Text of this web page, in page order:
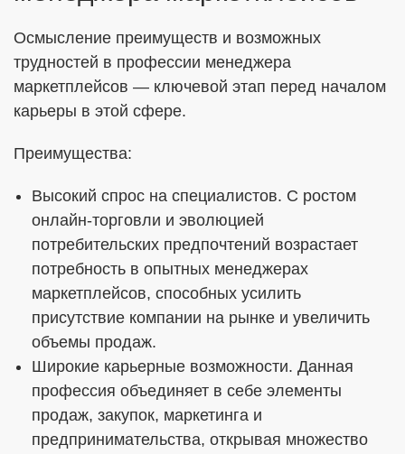
Осмысление преимуществ и возможных
трудностей в профессии менеджера
маркетплейсов — ключевой этап перед началом
карьеры в этой сфере.
Преимущества:
Высокий спрос на специалистов. С ростом
онлайн-торговли и эволюцией
потребительских предпочтений возрастает
потребность в опытных менеджерах
маркетплейсов, способных усилить
присутствие компании на рынке и увеличить
объемы продаж.
Широкие карьерные возможности. Данная
профессия объединяет в себе элементы
продаж, закупок, маркетинга и
предпринимательства, открывая множество